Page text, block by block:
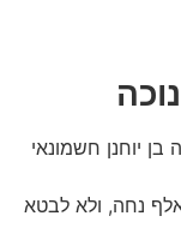
יוחנן חשמונאי
נחה, ולא לבטא